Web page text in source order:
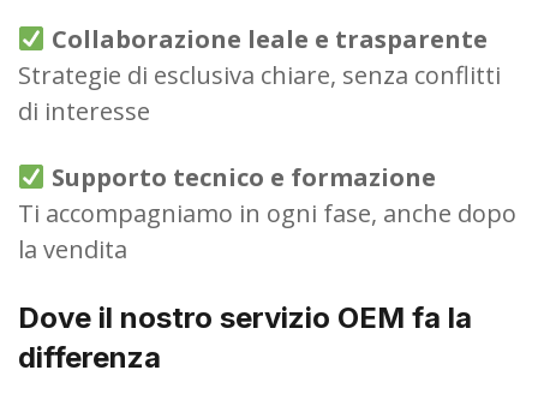
Collaborazione leale e trasparente
Strategie di esclusiva chiare, senza conflitti
di interesse
Supporto tecnico e formazione
Ti accompagniamo in ogni fase, anche dopo
la vendita
Dove il nostro servizio OEM fa la
differenza